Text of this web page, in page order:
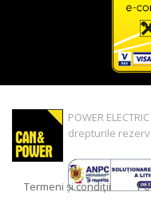
POWER
drepturile
Termeni și condiții